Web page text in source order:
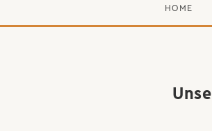
HOME